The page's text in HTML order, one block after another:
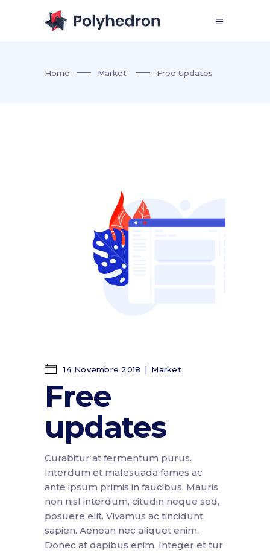
Home Market Free Updates
14 Novembre 2018 Market
Free
updates
Curabitur at fermentum purus.
Interdum et malesuada fames ac
ante ipsum primis in faucibus. Mauris
non nisl interdum, citudin neque sed,
posuere elit. Vivamus ac tincidunt
sapien. Aenean nec aliquet enim.
Donec at dapibus enim. Integer et tur